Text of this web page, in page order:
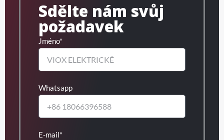
Sdělte nám svůj
požadavek
Jméno*
Whatsapp
E-mail*